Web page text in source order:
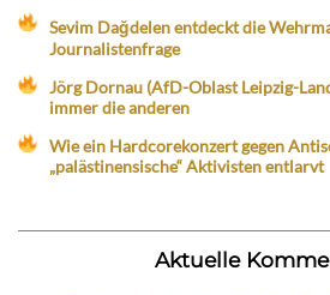
Sevim Dağdelen entdeckt die
Journalistenfrage
Jörg Dornau (AfD-Oblast Leipzig-
immer die anderen
Wie ein Hardcorekonzert gegen
„palästinensische“ Aktivisten entlarvt
Aktuelle